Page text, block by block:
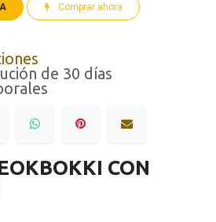
Comprar ahora
de 30 días
CON